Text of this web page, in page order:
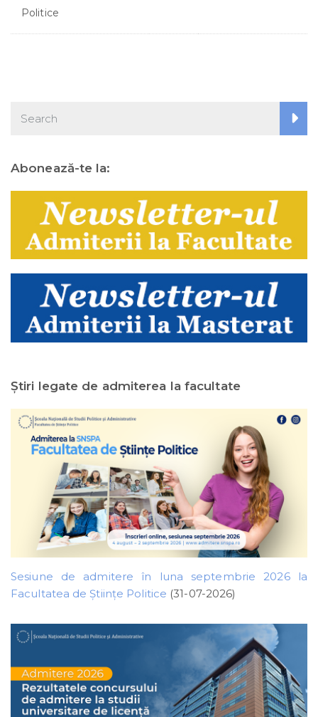
Politice
Abonează-te la:
Ştiri legate de admiterea la facultate
Sesiune de admitere în luna septembrie 2026 la
Facultatea de Științe Politice (31-07-2026)